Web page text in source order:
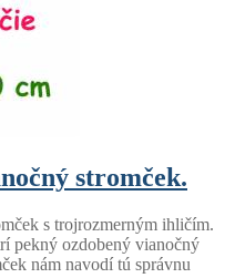
stromček.
s trojrozmerným ihličím.
pekný ozdobený vianočný
nám navodí tú správnu